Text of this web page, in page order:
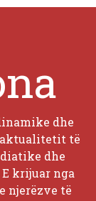
dhe
të
dhe
krijuar nga
njerëzve të